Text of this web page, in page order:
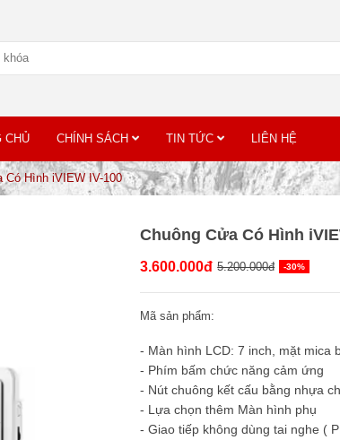
CHỦ CHÍNH SÁCH TIN TỨC LIÊN HỆ
Có Hình iVIEW IV-100
Chuông Cửa Có Hình
3.600.000đ 5.200.000đ -30%
Mã sản phẩm:
- Màn hình LCD: 7 inch, mặt mica
- Phím bấm chức năng cảm ứng
- Nút chuông kết cấu bằng nhựa
- Lựa chọn thêm Màn hình phụ
- Giao tiếp không dùng tai nghe (